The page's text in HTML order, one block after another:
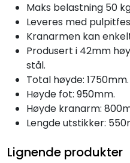
Maks belastning 50
Leveres med
Kranarmen kan
Produsert i 42mm
stål.
Total høyde: 1750mm.
Høyde fot: 950mm.
Høyde kranarm:
Lengde utstikker:
Lignende produkter